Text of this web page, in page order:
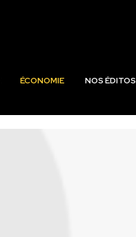
ÉCONOMIE NOS ÉDITOS